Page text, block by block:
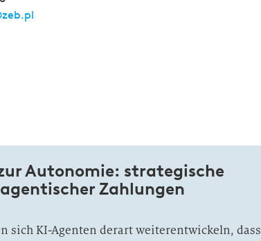
Autonomie: strategische
Zahlungen
sich KI-Agenten derart weiterentwickeln, dass